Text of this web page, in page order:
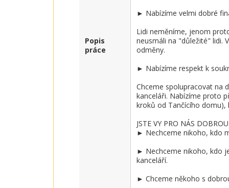
Popis
práce
► Nabízíme velmi dobré
Lidi neměníme, jenom
neusmáli na "důležité" lidi.
odměny.
► Nabízíme respekt k
Chceme spolupracovat na
kanceláři. Nabízíme proto
kroků od Tančícího
JSTE VY PRO NÁS
► Nechceme nikoho, kdo
► Nechceme nikoho, kdo
kanceláří.
► Chceme někoho s